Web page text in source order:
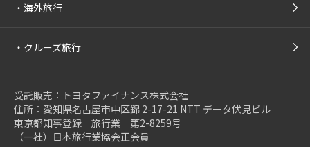
・ 海外旅行
・ クルーズ旅行
受託販売：トヨタファイナンス株式会社
住所：愛知県名古屋市中区錦 2-17-21 NTT データ伏見ビル
東京都知事登録 旅行業 第2-8259号
（一社）日本旅行業協会正会員